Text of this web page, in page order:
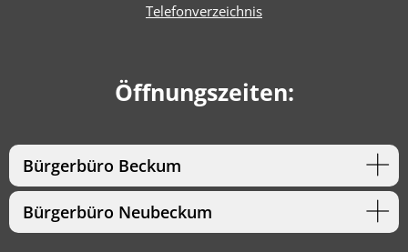
Telefonverzeichnis
Öffnungszeiten:
Bürgerbüro Beckum
Bürgerbüro Neubeckum